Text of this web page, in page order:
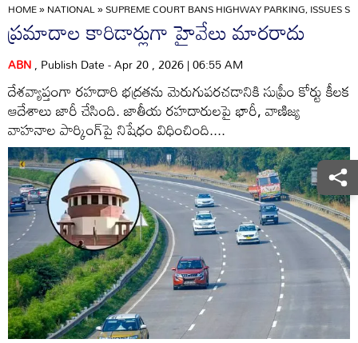
HOME»NATIONAL»SUPREME COURT BANS HIGHWAY PARKING, ISSUES
ప్రమాదాల కారిడార్లుగా హైవేలు మారరాదు
ABN, Publish Date - Apr 20 , 2026 | 06:55 AM
దేశవ్యాప్తంగా రహదారి భద్రతను మెరుగుపరచడానికి సుప్రీం కోర్టు కీలక
ఆదేశాలు జారీ చేసింది. జాతీయ రహదారులపై భారీ, వాణిజ్య
వాహనాల పార్కింగ్‌పై నిషేధం విధించింది....